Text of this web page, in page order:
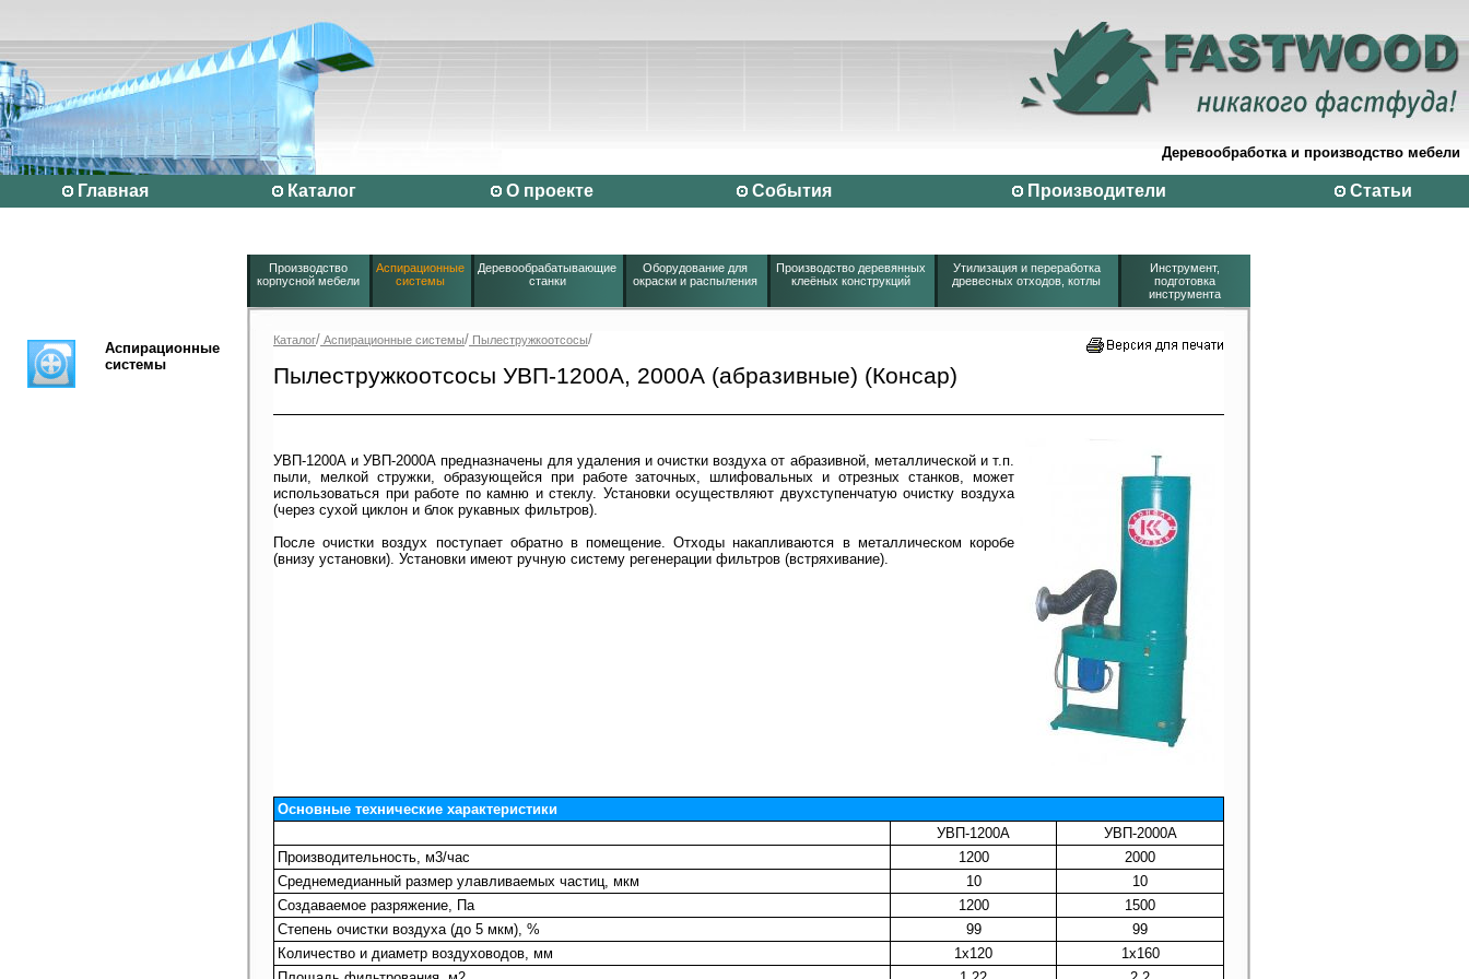
Деревообработка и производство мебели
Главная Каталог О проекте События Производители Статьи
Производство
корпусной мебели
Аспирационные
системы
Деревообрабатывающие
станки
Оборудование для
окраски и распыления
Производство деревянных
клеёных конструкций
Утилизация и переработка
древесных отходов, котлы
Инструмент,
подготовка
инструмента
Аспирационные
системы
Каталог/ Аспирационные системы/ Пылестружкоотсосы/
Пылестружкоотсосы УВП-1200А, 2000А (абразивные) (Консар)
УВП-1200А и УВП-2000А предназначены для удаления и очистки воздуха от абразивной, металлической и т.п.
пыли, мелкой стружки, образующейся при работе заточных, шлифовальных и отрезных станков, может
использоваться при работе по камню и стеклу. Установки осуществляют двухступенчатую очистку воздуха
(через сухой циклон и блок рукавных фильтров).
После очистки воздух поступает обратно в помещение. Отходы накапливаются в металлическом коробе
(внизу установки). Установки имеют ручную систему регенерации фильтров (встряхивание).
Основные технические характеристики
УВП-1200А
УВП-2000А
Производительность, м3/час
1200
2000
Среднемедианный размер улавливаемых частиц, мкм
10
10
Создаваемое разряжение, Па
1200
1500
Степень очистки воздуха (до 5 мкм), %
99
99
Количество и диаметр воздуховодов, мм
1х120
1х160